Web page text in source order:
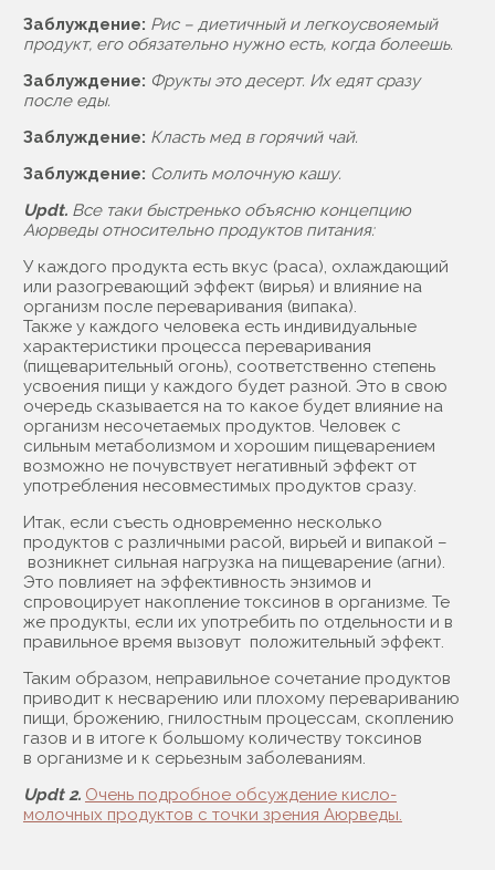
Заблуждение: Рис – диетичный и легкоусвояемый
продукт, его обязательно нужно есть, когда болеешь.
Заблуждение: Фрукты это десерт. Их едят сразу
после еды.
Заблуждение: Класть мед в горячий чай.
Заблуждение: Солить молочную кашу.
Updt. Все таки быстренько объясню концепцию
Аюрведы относительно продуктов питания:
У каждого продукта есть вкус (раса), охлаждающий
или разогревающий эффект (вирья) и влияние на
организм после переваривания (випака).
Также у каждого человека есть индивидуальные
характеристики процесса переваривания
(пищеварительный огонь), соответственно степень
усвоения пищи у каждого будет разной. Это в свою
очередь сказывается на то какое будет влияние на
организм несочетаемых продуктов. Человек с
сильным метаболизмом и хорошим пищеварением
возможно не почувствует негативный эффект от
употребления несовместимых продуктов сразу.
Итак, если съесть одновременно несколько
продуктов с различными расой, вирьей и випакой –
возникнет сильная нагрузка на пищеварение (агни).
Это повлияет на эффективность энзимов и
спровоцирует накопление токсинов в организме. Те
же продукты, если их употребить по отдельности и в
правильное время вызовут положительный эффект.
Таким образом, неправильное сочетание продуктов
приводит к несварению или плохому перевариванию
пищи, брожению, гнилостным процессам, скоплению
газов и в итоге к большому количеству токсинов
в организме и к серьезным заболеваниям.
Updt 2. Очень подробное обсуждение кисло-
молочных продуктов с точки зрения Аюрведы.